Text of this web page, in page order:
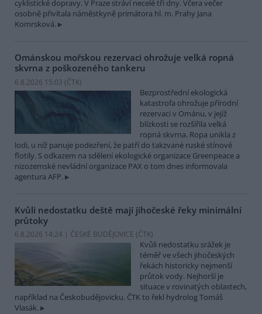
cyklistické dopravy. V Praze stráví necelé tři dny. Včera večer
osobně přivítala náměstkyně primátora hl. m. Prahy Jana
Komrsková.
Ománskou mořskou rezervaci ohrožuje velká ropná
skvrna z poškozeného tankeru
6.8.2026 15:03 (ČTK)
Bezprostřední ekologická
katastrofa ohrožuje přírodní
rezervaci v Ománu, v jejíž
blízkosti se rozšířila velká
ropná skvrna. Ropa unikla z
lodi, u níž panuje podezření, že patří do takzvané ruské stínové
flotily. S odkazem na sdělení ekologické organizace Greenpeace a
nizozemské nevládní organizace PAX o tom dnes informovala
agentura AFP.
Kvůli nedostatku deště mají jihočeské řeky minimální
průtoky
6.8.2026 14:24 | ČESKÉ BUDĚJOVICE (ČTK)
Kvůli nedostatku srážek je
téměř ve všech jihočeských
řekách historicky nejmenší
průtok vody. Nejhorší je
situace v rovinatých oblastech,
například na Českobudějovicku. ČTK to řekl hydrolog Tomáš
Vlasák.